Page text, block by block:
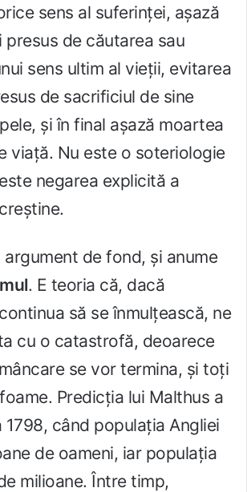
sens al suferinței, așază
de căutarea sau
sens ultim al vieții, evitarea
de sacrificiul de sine
și în final așază moartea
viață. Nu este o soteriologie
negarea explicită a
argument de fond, și anume
. E teoria că, dacă
să se înmulțească, ne
cu o catastrofă, deoarece
se vor termina, și toți
Predicția lui Malthus a
când populația Angliei
de oameni, iar populația
milioane. Între timp,